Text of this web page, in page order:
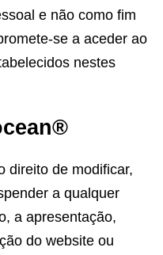
e não como fim
se a aceder ao
nestes
direito de modificar,
a qualquer
a apresentação,
do website ou